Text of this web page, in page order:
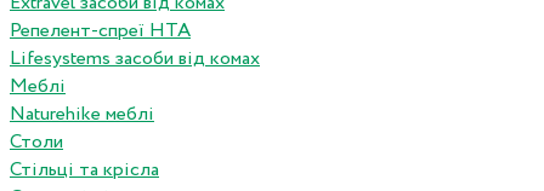
Репелент-спреї HTA
Lifesystems засоби від комах
Меблі
Naturehike меблі
Столи
Стільці та крісла